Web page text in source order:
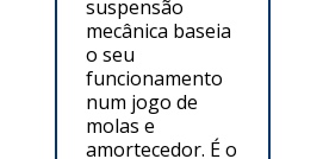
suspensão
mecânica baseia
o seu
funcionamento
num jogo de
molas e
amortecedor. É o